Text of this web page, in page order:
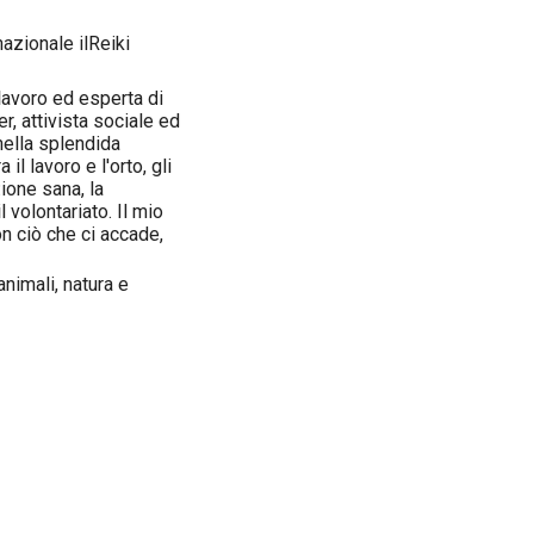
ilReiki
ed esperta di
attivista sociale ed
splendida
il lavoro e l'orto, gli
sana, la
volontariato. Il mio
ciò che ci accade,
natura e